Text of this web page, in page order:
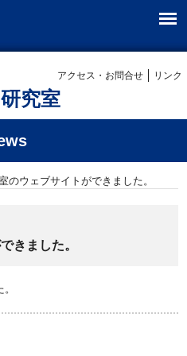
究室
アクセス・お問合せ リンク
のウェブサイトができました。
きました。